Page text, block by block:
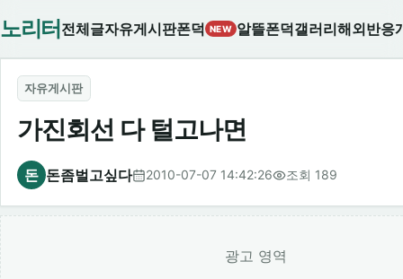
노리터 전체글자유게시판폰덕 NEW 알뜰폰덕갤러리해외반응
자유게시판
가진회선 다 털고나면
돈 돈좀벌고싶다 2010-07-07 14:42:26 조회 189
광고 영역